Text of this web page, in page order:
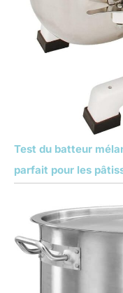
Test du batteur
parfait pour les